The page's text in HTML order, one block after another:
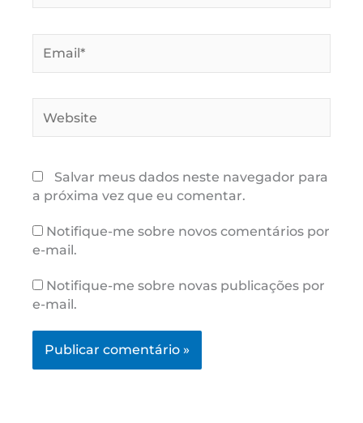
Salvar meus dados neste navegador para
a próxima vez que eu comentar.
Notifique-me sobre novos comentários por
e-mail.
Notifique-me sobre novas publicações por
e-mail.